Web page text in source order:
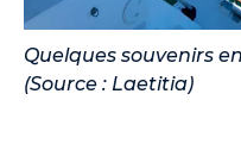
Quelques souvenirs
(Source : Laetitia)